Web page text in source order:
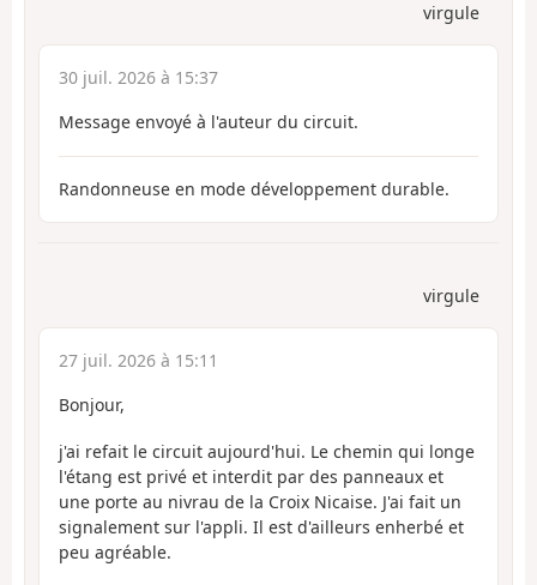
virgule
30 juil. 2026 à 15:37
Message envoyé à l'auteur du circuit.
Randonneuse en mode développement durable.
virgule
27 juil. 2026 à 15:11
Bonjour,
j'ai refait le circuit aujourd'hui. Le chemin qui longe
l'étang est privé et interdit par des panneaux et
une porte au nivrau de la Croix Nicaise. J'ai fait un
signalement sur l'appli. Il est d'ailleurs enherbé et
peu agréable.